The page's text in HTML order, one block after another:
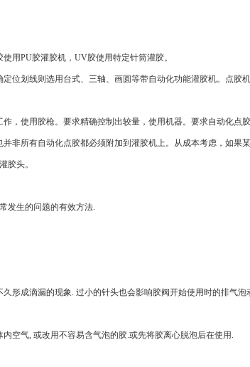
使用PU胶灌胶机， UV胶使用特定针筒灌胶。
定位划线则选用台式、三轴、画圆等带自动化功能灌胶机。点胶
，使用胶枪。要求精确控制出较量，使用机器。要求自动化点
非所有自动化点胶都必须附加到灌胶机上。从成本考虑，如果
胶头。
发生的问题的有效方法.
成滴漏的现象. 过小的针头也会影响胶阀开始使用时的排气泡
气, 或改用不容易含气泡的胶.或先将胶离心脱泡后在使用.